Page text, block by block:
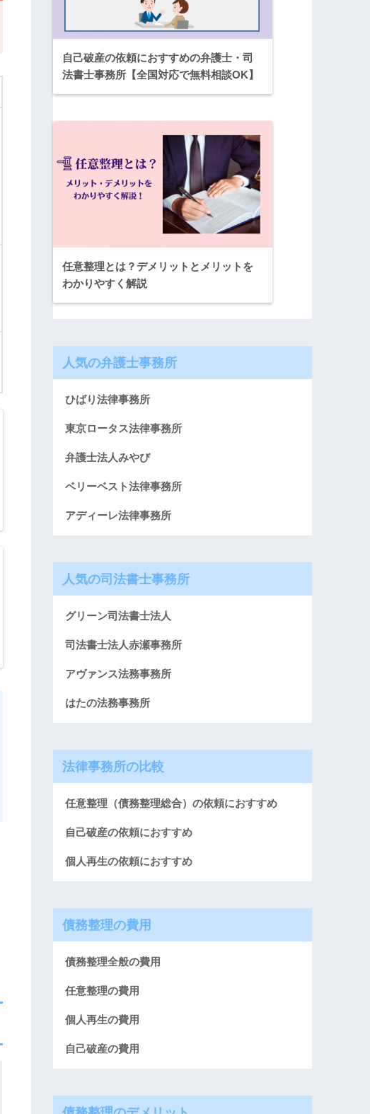
自己破産の依頼におすすめの弁護士・司
法書士事務所【全国対応で無料相談OK】
任意整理とは？デメリットとメリットを
わかりやすく解説
人気の弁護士事務所
ひばり法律事務所
東京ロータス法律事務所
弁護士法人みやび
ベリーベスト法律事務所
アディーレ法律事務所
人気の司法書士事務所
グリーン司法書士法人
司法書士法人赤瀬事務所
アヴァンス法務事務所
はたの法務事務所
法律事務所の比較
任意整理（債務整理総合）の依頼におすすめ
自己破産の依頼におすすめ
個人再生の依頼におすすめ
債務整理の費用
債務整理全般の費用
任意整理の費用
個人再生の費用
自己破産の費用